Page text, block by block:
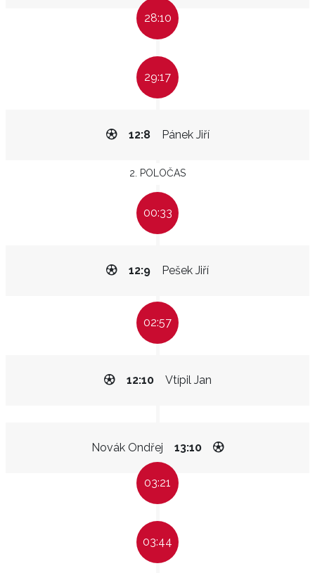
28:10
29:17
Pánek Jiří
12:8
2. POLOČAS
00:33
Pešek Jiří
12:9
02:57
Vtípil Jan
12:10
Novák Ondřej 13:10
03:21
03:44